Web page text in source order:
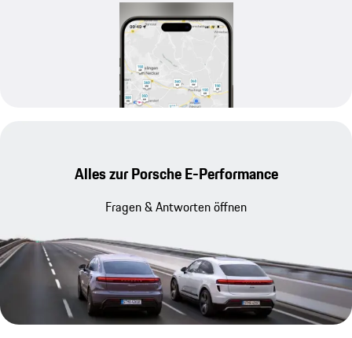
Alles zur Porsche E-Performance
Fragen & Antworten öffnen